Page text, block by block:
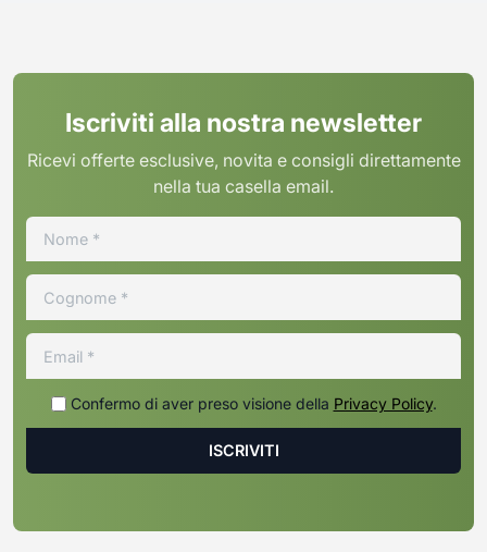
Iscriviti alla nostra newsletter
Ricevi offerte esclusive, novita e consigli direttamente
nella tua casella email.
Confermo di aver preso visione della Privacy Policy.